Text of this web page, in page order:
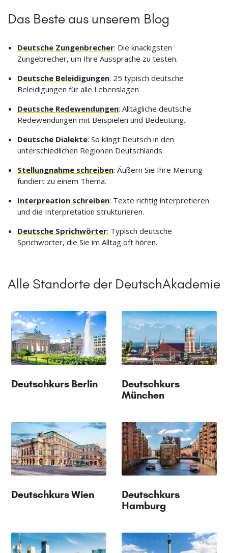
Das Beste aus unserem Blog
Deutsche Zungenbrecher: Die knackigsten
Zungebrecher, um Ihre Aussprache zu testen.
Deutsche Beleidigungen: 25 typisch deutsche
Beleidigungen für alle Lebenslagen
Deutsche Redewendungen: Alltägliche deutsche
Redewendungen mit Beispielen und Bedeutung.
Deutsche Dialekte: So klingt Deutsch in den
unterschiedlichen Regionen Deutschlands.
Stellungnahme schreiben: Äußern Sie Ihre Meinung
fundiert zu einem Thema.
Interpreation schreiben: Texte richtig interpretieren
und die Interpretation strukturieren.
Deutsche Sprichwörter: Typisch deutsche
Sprichwörter, die Sie im Alltag oft hören.
Alle Standorte der DeutschAkademie
Deutschkurs Berlin
Deutschkurs
München
Deutschkurs Wien
Deutschkurs
Hamburg